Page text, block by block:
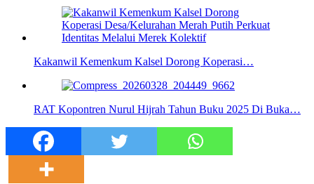
Kakanwil Kemenkum Kalsel Dorong Koperasi…
RAT Kopontren Nurul Hijrah Tahun Buku 2025 Di Buka…